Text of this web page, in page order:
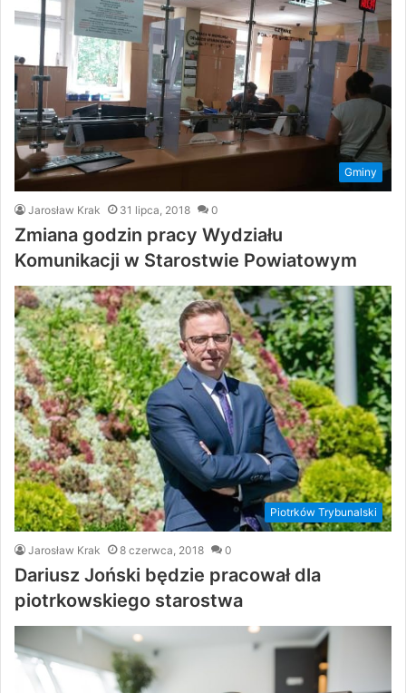
Gminy
Jarosław Krak 31 lipca, 2018 0
Zmiana godzin pracy Wydziału
Komunikacji w Starostwie Powiatowym
Piotrków Trybunalski
Jarosław Krak 8 czerwca, 2018 0
Dariusz Joński będzie pracował dla
piotrkowskiego starostwa